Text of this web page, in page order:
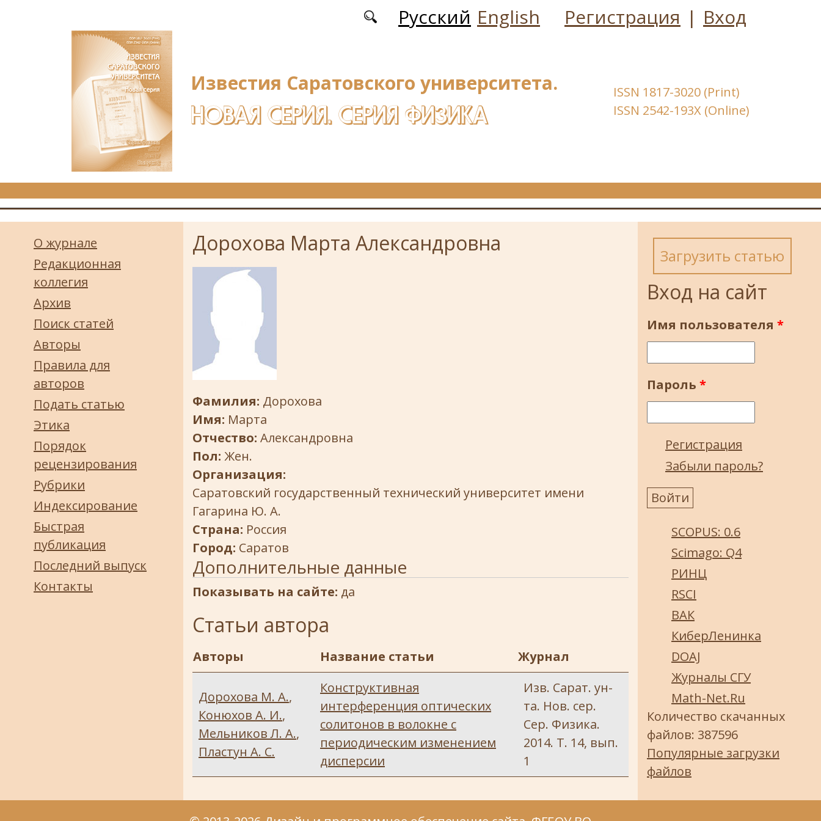
Русский English Регистрация | Вход
Известия Саратовского университета.
НОВАЯ СЕРИЯ. СЕРИЯ ФИЗИКА
ISSN 1817-3020 (Print)
ISSN 2542-193X (Online)
О журнале
Редакционная
коллегия
Архив
Поиск статей
Авторы
Правила для
авторов
Подать статью
Этика
Порядок
рецензирования
Рубрики
Индексирование
Быстрая
публикация
Последний выпуск
Контакты
Дорохова Марта Александровна
Фамилия: Дорохова
Имя: Марта
Отчество: Александровна
Пол: Жен.
Организация:
Саратовский государственный технический университет имени
Гагарина Ю. А.
Страна: Россия
Город: Саратов
Дополнительные данные
Показывать на сайте: да
Статьи автора
Авторы Название статьи Журнал
Дорохова М. А.,
Конюхов А. И.,
Мельников Л. А.,
Пластун А. С.
Конструктивная
интерференция оптических
солитонов в волокне с
периодическим изменением
дисперсии
Изв. Сарат. ун-
та. Нов. сер.
Сер. Физика.
2014. Т. 14, вып.
1
Загрузить статью
Вход на сайт
Имя пользователя *
Пароль *
Регистрация
Забыли пароль?
SCOPUS: 0.6
Scimago: Q4
РИНЦ
RSCI
ВАК
КиберЛенинка
DOAJ
Журналы СГУ
Math-Net.Ru
Количество скачанных
файлов: 387596
Популярные загрузки
файлов